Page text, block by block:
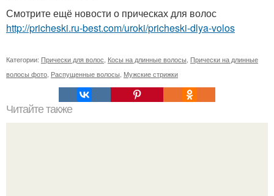
Смотрите ещё новости о прическах для волос
http://pricheski.ru-best.com/uroki/pricheski-dlya-volos
Категории: Прически для волос Косы на длинные волосы Прически на длинные
волосы фото Распущенные волосы Мужские стрижки
Читайте также